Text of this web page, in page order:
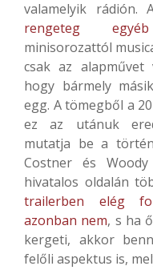
valamelyik rádión.
rengeteg
minisorozattól
csak az alapművet
hogy bármely
egg. A tömegből a
ez az utánuk
mutatja be a
Costner és
hivatalos oldalán
trailerben elég
azonban nem, s ha
kergeti, akkor
felőli aspektus is,